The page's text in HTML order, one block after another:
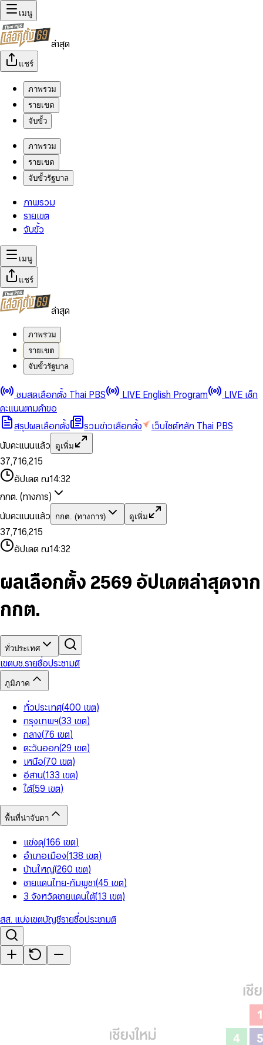
เมนู
ล่าสุด
แชร์
ภาพรวม
รายเขต
จับขั้ว
ภาพรวม
รายเขต
จับขั้วรัฐบาล
ภาพรวม
รายเขต
จับขั้ว
เมนู
แชร์
ล่าสุด
ภาพรวม
รายเขต
จับขั้วรัฐบาล
ชมสดเลือกตั้ง Thai PBS LIVE English Program
LIVE เช็ก
คะแนนตามคำขอ
สรุปผลเลือกตั้ง
รวมข่าวเลือกตั้ง
เว็บไซต์หลัก Thai PBS
นับคะแนนแล้ว
ดูเพิ่ม
0
1
2
3
4
5
6
8
9
0
1
2
3
4
5
6
7
8
9
,
0
1
2
4
6
7
8
9
0
1
2
3
4
5
6
7
8
9
0
1
3
5
6
7
8
9
,
1
2
4
5
7
8
9
0
1
3
4
6
7
8
9
0
2
3
4
5
7
8
อัปเดต ณ14:32
กกต. (ทางการ)
นับคะแนนแล้ว
กกต. (ทางการ) ดูเพิ่ม
0
1
2
3
4
5
7
8
0
1
2
4
5
6
7
8
9
,
0
1
2
4
6
7
8
9
0
1
2
3
5
6
8
9
0
1
3
5
6
7
8
,
1
2
4
6
7
9
0
1
3
5
6
8
9
0
2
3
4
5
7
9
อัปเดต ณ14:32
ผลเลือกตั้ง 2569 อัปเดตล่าสุดจาก
กกต.
ทั่วประเทศ
เขตบช.รายชื่อประชามติ
ภูมิภาค
ทั่วประเทศ(400 เขต)
กรุงเทพฯ(33 เขต)
กลาง(76 เขต)
ตะวันออก(29 เขต)
เหนือ(70 เขต)
อีสาน(133 เขต)
ใต้(59 เขต)
พื้นที่น่าจับตา
แข่งดุ(166 เขต)
อำเภอเมือง(138 เขต)
บ้านใหญ่(260 เขต)
ชายแดนไทย-กัมพูชา(45 เขต)
3 จังหวัดชายแดนใต้(13 เขต)
สส. แบ่งเขตบัญชีรายชื่อประชามติ